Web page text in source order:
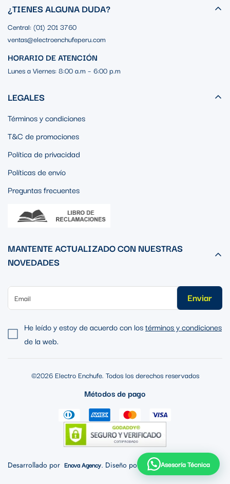
¿TIENES ALGUNA DUDA?
Central: (01) 201 3760
ventas@electroenchufeperu.com
HORARIO DE ATENCIÓN
Lunes a Viernes: 8:00 a.m – 6:00 p.m
LEGALES
Términos y condiciones
T&C de promociones
Política de privacidad
Políticas de envío
Preguntas frecuentes
MANTENTE ACTUALIZADO CON NUESTRAS
NOVEDADES
Enviar
He leído y estoy de acuerdo con lostérminos y condiciones
de la web.
©2026 Electro Enchufe. Todos los derechos reservados
Métodos de pago
Desarrollado por Enova Agency. Diseño por Staff Creativa.
Asesoría Técnica